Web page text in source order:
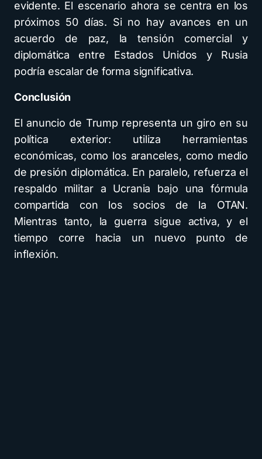
evidente. El escenario ahora se centra en los
próximos 50 días. Si no hay avances en un
acuerdo de paz, la tensión comercial y
diplomática entre Estados Unidos y Rusia
podría escalar de forma significativa.
Conclusión
El anuncio de Trump representa un giro en su
política exterior: utiliza herramientas
económicas, como los aranceles, como medio
de presión diplomática. En paralelo, refuerza el
respaldo militar a Ucrania bajo una fórmula
compartida con los socios de la OTAN.
Mientras tanto, la guerra sigue activa, y el
tiempo corre hacia un nuevo punto de
inflexión.